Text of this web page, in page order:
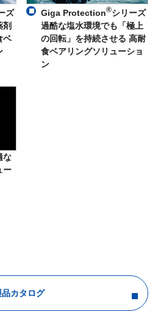
ズ
剤
ベ
Giga Protection®シリーズ
過酷な塩水環境でも「極上
の回転」を持続させる 高耐
食ベアリングソリューショ
ン
な
ー
品カタログ